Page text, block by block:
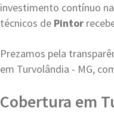
investimento contínuo
técnicos de Pintor
Prezamos pela
em Turvolândia - MG,
Cobertura em